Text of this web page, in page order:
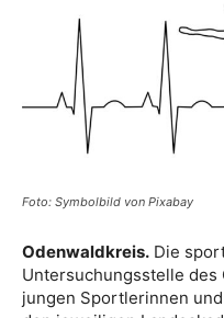
Foto: Symbolbild von Pixabay
Odenwaldkreis. Die
Untersuchungsstelle
jungen Sportlerinnen